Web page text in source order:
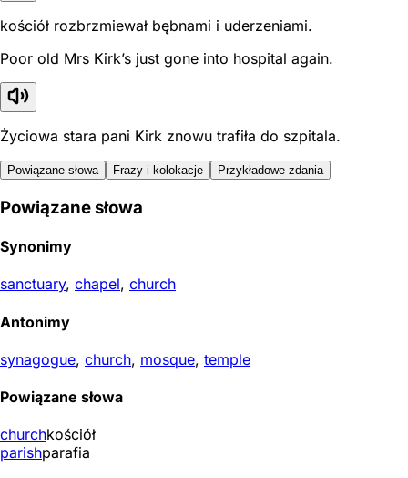
kościół rozbrzmiewał bębnami i uderzeniami.
Poor old Mrs Kirk’s just gone into hospital again.
Życiowa stara pani Kirk znowu trafiła do szpitala.
Powiązane słowa Frazy i kolokacje Przykładowe zdania
Powiązane słowa
Synonimy
sanctuary, chapel, church
Antonimy
synagogue, church, mosque, temple
Powiązane słowa
churchkościół
parishparafia